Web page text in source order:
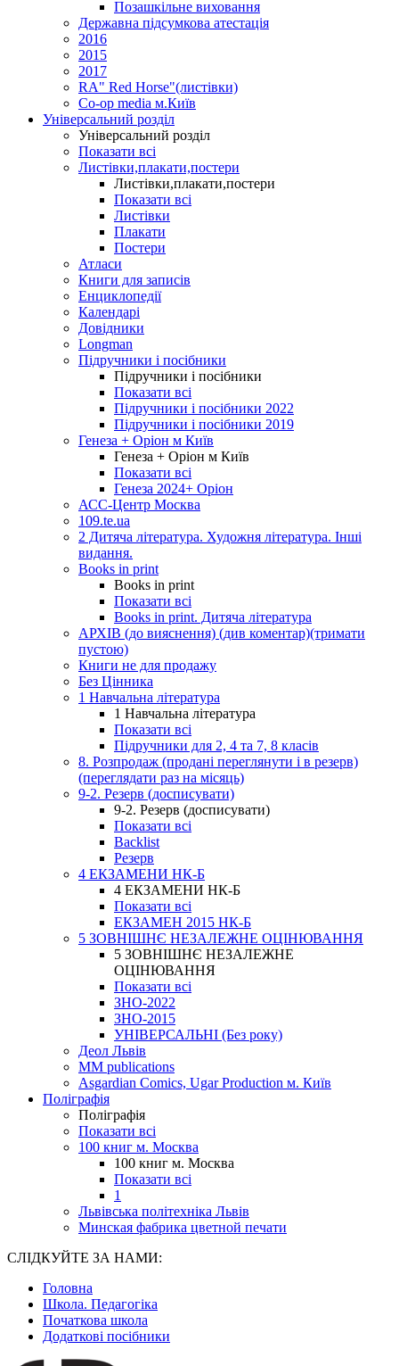
Позашкільне виховання
Державна підсумкова атестація
2016
2015
2017
RA" Red Horse"(листівки)
Co-op media м.Київ
Універсальний розділ
Універсальний розділ
Показати всі
Листівки,плакати,постери
Листівки,плакати,постери
Показати всі
Листівки
Плакати
Постери
Атласи
Книги для записів
Енциклопедії
Календарі
Довідники
Longman
Підручники і посібники
Підручники і посібники
Показати всі
Підручники і посібники 2022
Підручники і посібники 2019
Генеза + Оріон м Київ
Генеза + Оріон м Київ
Показати всі
Генеза 2024+ Оріон
АСС-Центр Москва
109.te.ua
2 Дитяча література. Художня література. Інші
видання.
Books in print
Books in print
Показати всі
Books in print. Дитяча література
АРХІВ (до вияснення) (див коментар)(тримати
пустою)
Книги не для продажу
Без Цінника
1 Навчальна література
1 Навчальна література
Показати всі
Підручники для 2, 4 та 7, 8 класів
8. Розпродаж (продані переглянути і в резерв)
(переглядати раз на місяць)
9-2. Резерв (досписувати)
9-2. Резерв (досписувати)
Показати всі
Backlist
Резерв
4 ЕКЗАМЕНИ НК-Б
4 ЕКЗАМЕНИ НК-Б
Показати всі
ЕКЗАМЕН 2015 НК-Б
5 ЗОВНІШНЄ НЕЗАЛЕЖНЕ ОЦІНЮВАННЯ
5 ЗОВНІШНЄ НЕЗАЛЕЖНЕ
ОЦІНЮВАННЯ
Показати всі
ЗНО-2022
ЗНО-2015
УНІВЕРСАЛЬНІ (Без року)
Деол Львів
MM publications
Asgardian Comics, Ugar Production м. Київ
Поліграфія
Поліграфія
Показати всі
100 книг м. Москва
100 книг м. Москва
Показати всі
1
Львівська політехніка Львів
Минская фабрика цветной печати
СЛІДКУЙТЕ ЗА НАМИ:
Головна
Школа. Педагогіка
Початкова школа
Додаткові посібники